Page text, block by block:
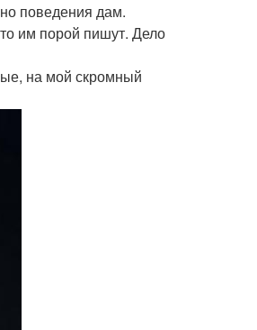
поведения дам.
им порой пишут. Дело
на мой скромный